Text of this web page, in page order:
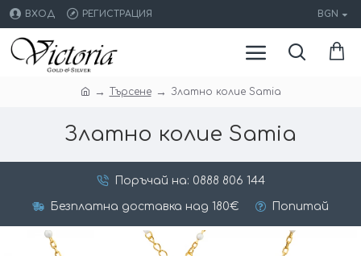
ВХОД РЕГИСТРАЦИЯ BGN
Търсене Златно колие Samia
Златно колие Samia
Поръчай на: 0888 806 144
Безплатна доставка над 180€ Попитай